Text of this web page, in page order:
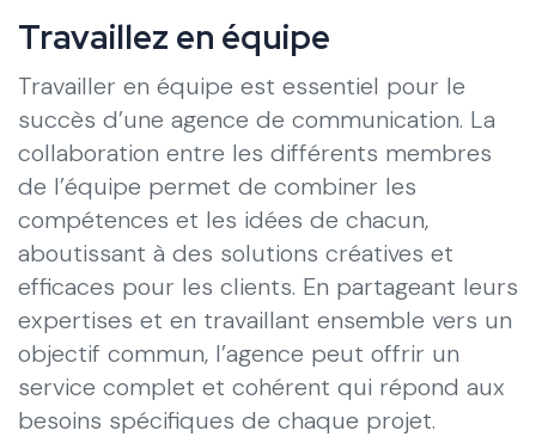
Travaillez en équipe
Travailler en équipe est essentiel pour le
succès d’une agence de communication. La
collaboration entre les différents membres
de l’équipe permet de combiner les
compétences et les idées de chacun,
aboutissant à des solutions créatives et
efficaces pour les clients. En partageant leurs
expertises et en travaillant ensemble vers un
objectif commun, l’agence peut offrir un
service complet et cohérent qui répond aux
besoins spécifiques de chaque projet.